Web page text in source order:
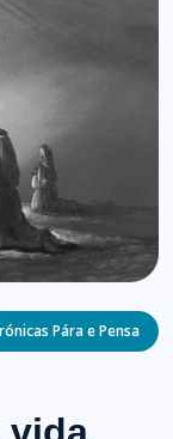
Pára e Pensa